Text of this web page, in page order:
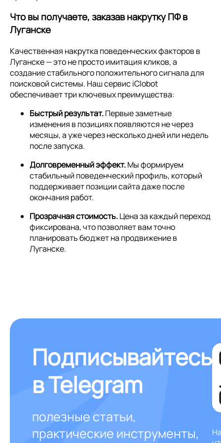
Что вы получаете, заказав накрутку ПФ в
Луганске
Качественная накрутка поведенческих факторов в
Луганске — это не просто имитация кликов, а
создание стабильного положительного сигнала для
поисковой системы. Наш сервис iClobot
обеспечивает три ключевых преимущества:
Быстрый результат.Первые заметные
изменения в позициях появляются не через
месяцы, а уже через несколько дней или недель
после запуска.
Долговременный эффект.Мы формируем
стабильный поведенческий профиль, который
поддерживает позиции сайта даже после
окончания работ.
Прозрачная стоимость.Цена за каждый переход
фиксирована, что позволяет вам точно
планировать бюджет на продвижение в
Луганске.
Подписывайтесь
в Telegram
полезные статьи,
практические инструменты,